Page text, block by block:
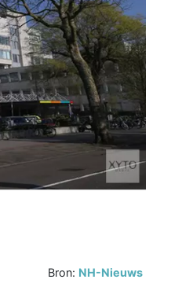
Bron: NH-Nieuws